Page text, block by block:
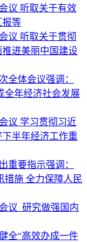
议 听取关于有效
报等
议 听取关于贯彻
进美丽中国建设
全体会议强调：
全年经济社会发展
议 学习贯彻习近
半年经济工作重
重要指示强调：
措施 全力保障人民
议 研究做强国内
全“高效办成一件